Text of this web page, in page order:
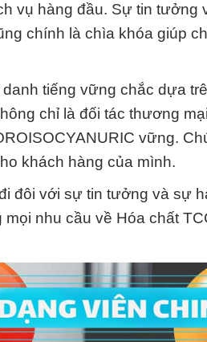
vụ hàng đầu. Sự tin tưởng
chính là chìa khóa giúp
tiếng vững chắc dựa
chỉ là đối tác thương
vững.
khách hàng của mình.
đôi với sự tin tưởng và sự
nhu cầu về Hóa chất